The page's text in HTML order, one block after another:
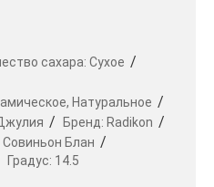
сахара: Сухое
Натуральное
Бренд: Radikon
Совиньон Блан
Градус: 14.5